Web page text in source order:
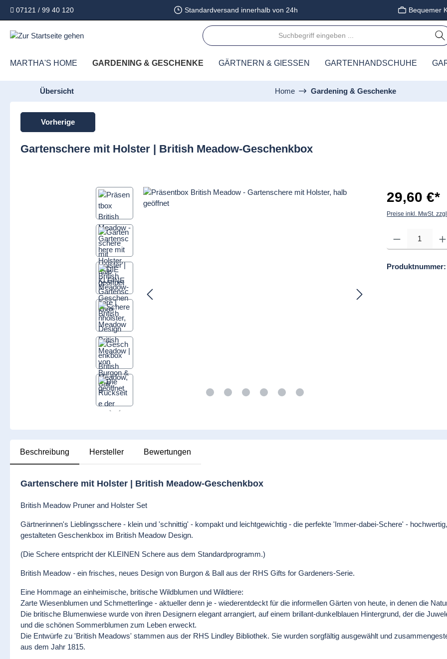
Zur Hauptnavigation springen
07121 / 99 40 120 Standardversand innerhalb von 24h Bequemer
MARTHA'S HOME GARDENING & GESCHENKE GÄRTNERN & GIESSEN GARTENHANDSCHUHE
Übersicht Home Gardening & Geschenke
Vorherige
Gartenschere mit Holster | British Meadow-Geschenkbox
Bildergalerie überspringen 29,60 €*
Preise inkl. MwSt.
Produkt Anzahl: Gib
Beschreibung Hersteller Bewertungen
Gartenschere mit Holster | British Meadow-Geschenkbox
British Meadow Pruner and Holster Set
Gärtnerinnen's Lieblingsschere - klein und 'schnittig' - kompakt und leichtgewichtig - die perfekte 'Immer-dabei-Schere' -
gestalteten Geschenkbox im British Meadow Design.
(Die Schere entspricht der KLEINEN Schere aus dem Standardprogramm.)
British Meadow - ein frisches, neues Design von Burgon & Ball aus der RHS Gifts for Gardeners-Serie.
Eine Hommage an einheimische, britische Wildblumen und Wildtiere:
Zarte Wiesenblumen und Schmetterlinge - aktueller denn je - wiederentdeckt für die informellen Gärten von heute, in denen die
Die britische Blumenwiese wurde von ihren Designern elegant arrangiert, auf einem brillant-dunkelblauen Hintergrund, der die
und die schönen Sommerblumen zum Leben erweckt.
Die Entwürfe zu 'British Meadows' stammen aus der RHS Lindley Bibliothek. Sie wurden sorgfältig ausgewählt und
aus dem Jahr 1815.